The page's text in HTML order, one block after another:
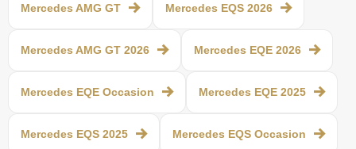
Mercedes AMG GT Mercedes EQS 2026
Mercedes AMG GT 2026 Mercedes EQE 2026
Mercedes EQE Occasion Mercedes EQE 2025
Mercedes EQS 2025 Mercedes EQS Occasion